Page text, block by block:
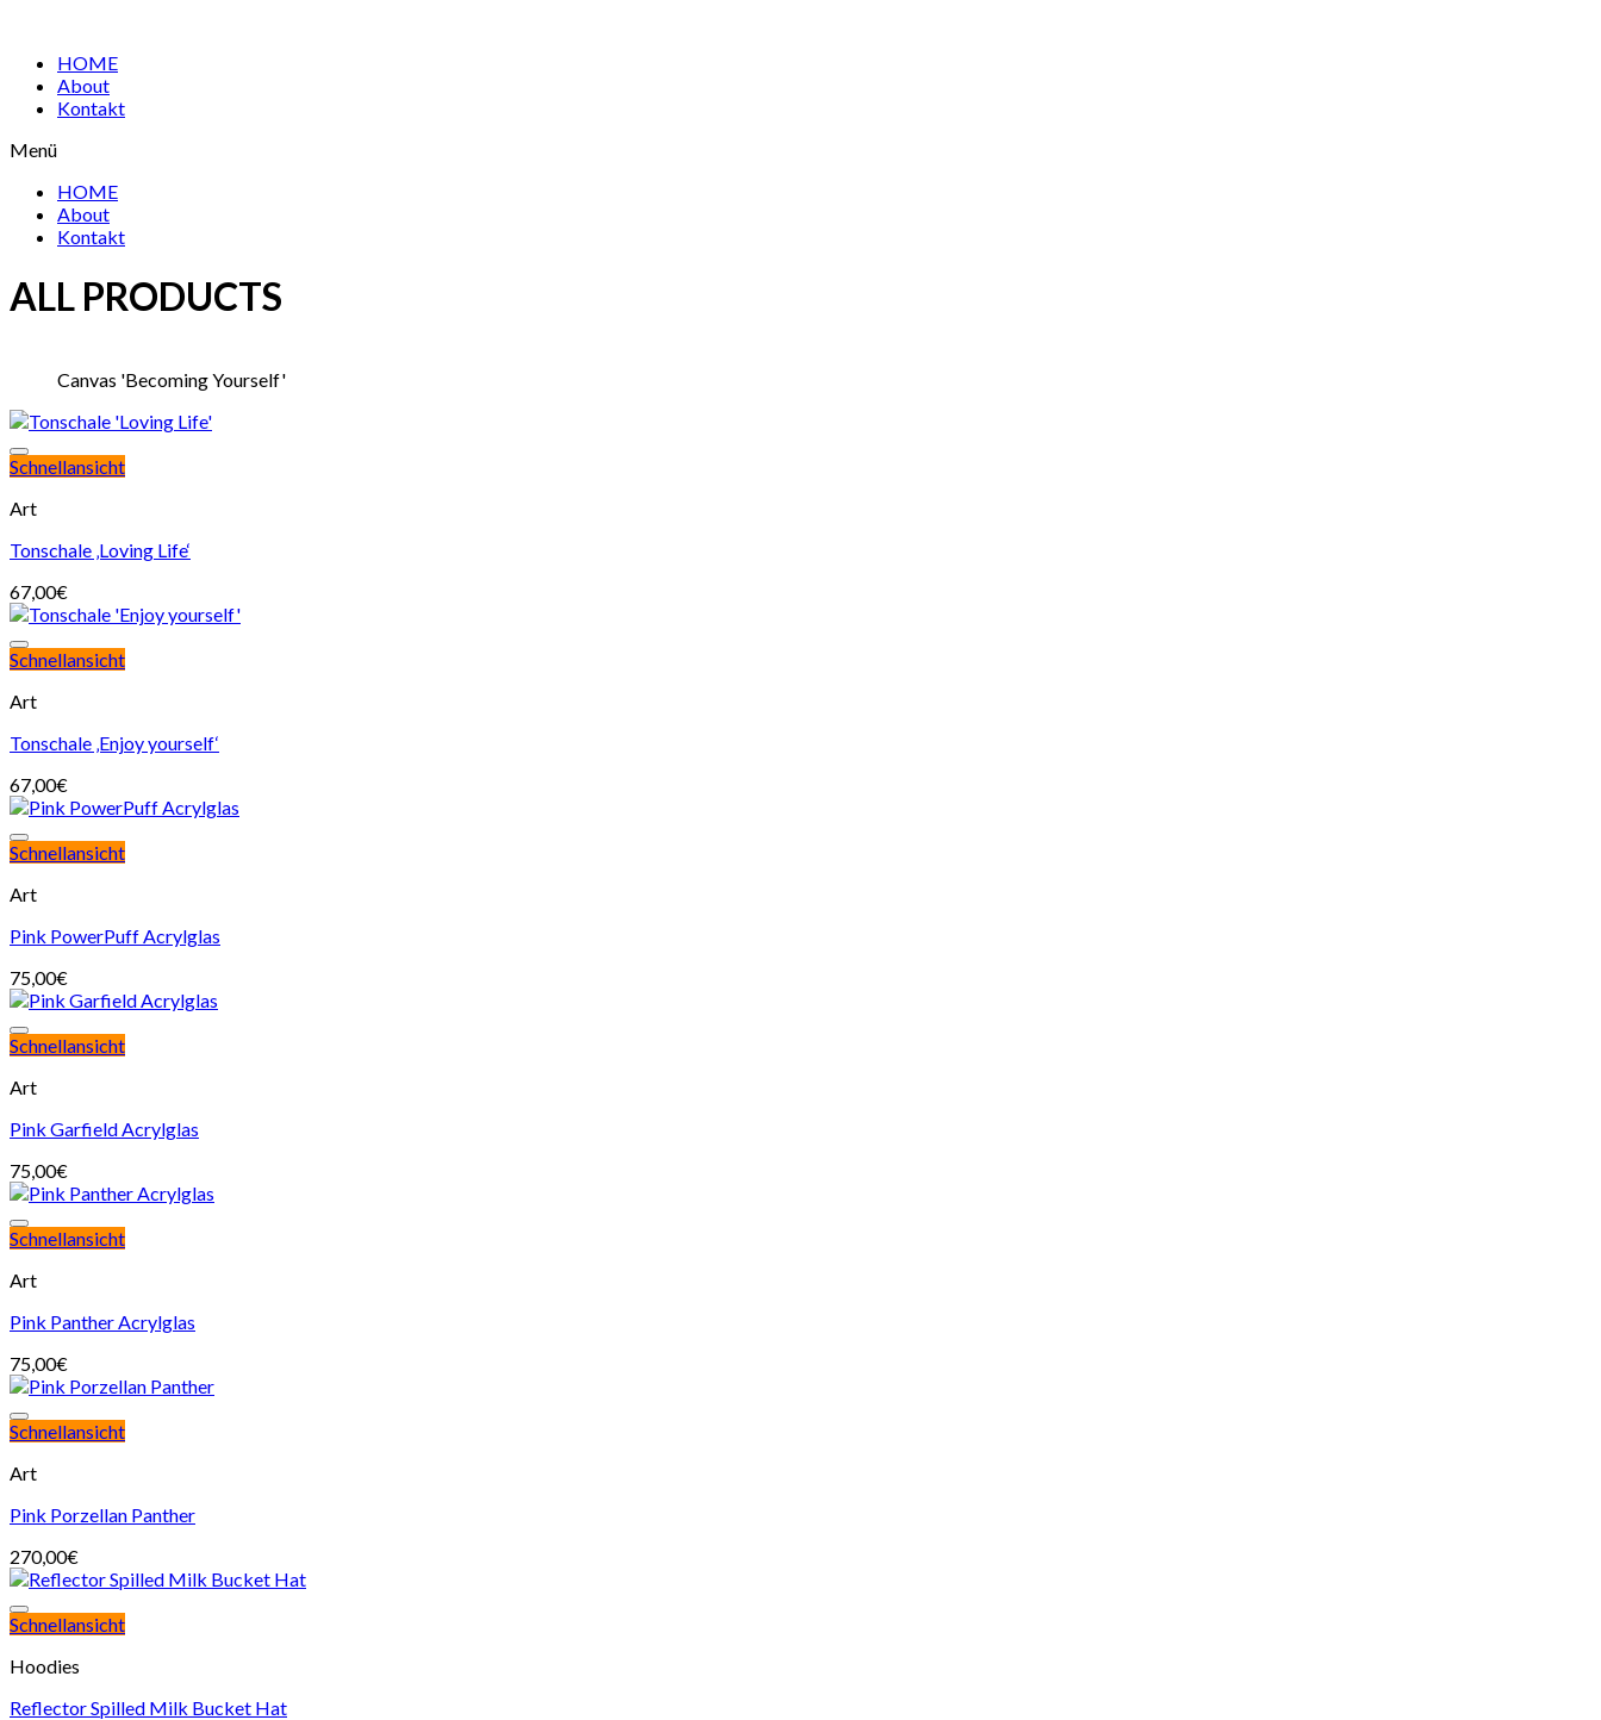
HOME
About
Kontakt
Menü
HOME
About
Kontakt
ALL PRODUCTS
Canvas 'Becoming Yourself'
Schnellansicht
Art
Tonschale ‚Loving Life‘
67,00€
Schnellansicht
Art
Tonschale ‚Enjoy yourself‘
67,00€
Schnellansicht
Art
Pink PowerPuff Acrylglas
75,00€
Schnellansicht
Art
Pink Garfield Acrylglas
75,00€
Schnellansicht
Art
Pink Panther Acrylglas
75,00€
Schnellansicht
Art
Pink Porzellan Panther
270,00€
Schnellansicht
Hoodies
Reflector Spilled Milk Bucket Hat